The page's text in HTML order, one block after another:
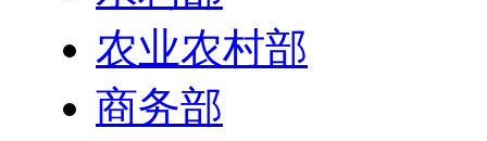
农业农村部
商务部